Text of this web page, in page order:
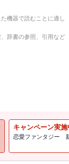
機器で読むことに適し
辞書の参照、引用など
のせいで家族から
期当主・昴が縁談
キャンペーン実施
恋愛ファンタジー